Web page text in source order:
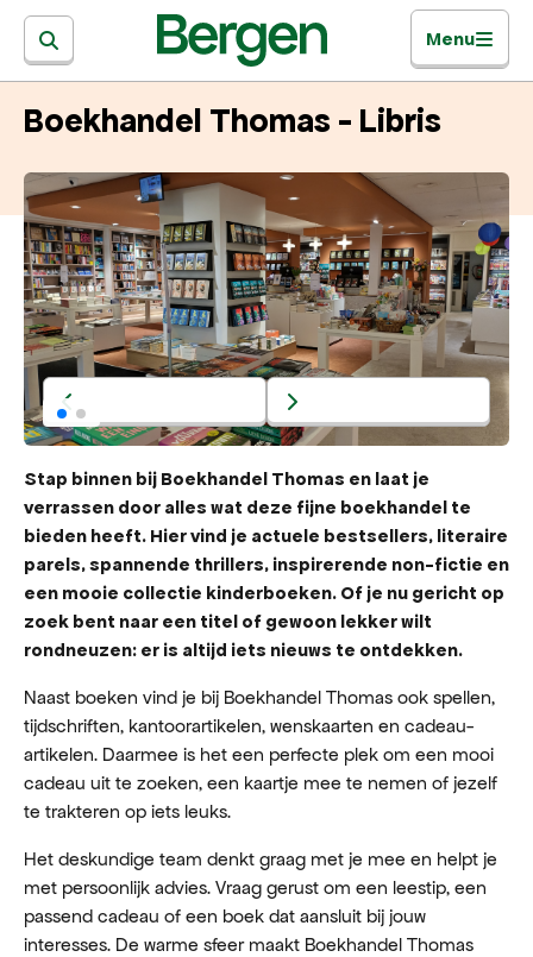
Menu
Boekhandel Thomas - Libris
Stap binnen bij Boekhandel Thomas en laat je
verrassen door alles wat deze fijne boekhandel te
bieden heeft. Hier vind je actuele bestsellers, literaire
parels, spannende thrillers, inspirerende non-fictie en
een mooie collectie kinderboeken. Of je nu gericht op
zoek bent naar een titel of gewoon lekker wilt
rondneuzen: er is altijd iets nieuws te ontdekken.
Naast boeken vind je bij Boekhandel Thomas ook spellen,
tijdschriften, kantoorartikelen, wenskaarten en cadeau-
artikelen. Daarmee is het een perfecte plek om een mooi
cadeau uit te zoeken, een kaartje mee te nemen of jezelf
te trakteren op iets leuks.
Het deskundige team denkt graag met je mee en helpt je
met persoonlijk advies. Vraag gerust om een leestip, een
passend cadeau of een boek dat aansluit bij jouw
interesses. De warme sfeer maakt Boekhandel Thomas